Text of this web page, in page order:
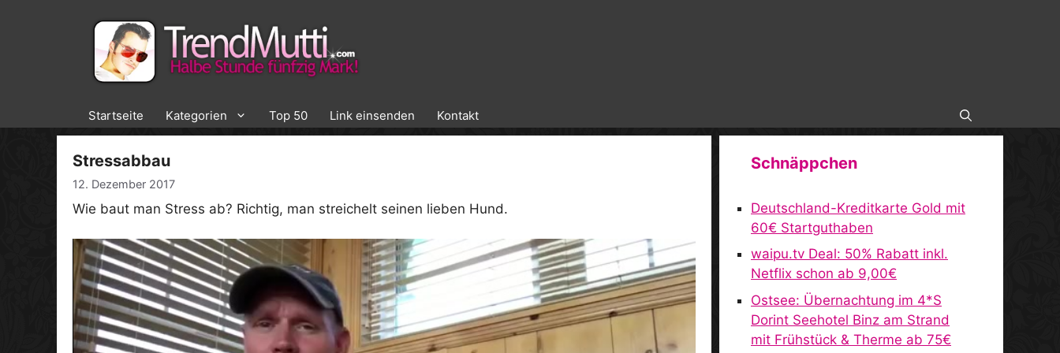
Startseite Kategorien Top 50 Link einsenden Kontakt
Stressabbau
12. Dezember 2017
Wie baut man Stress ab? Richtig, man streichelt seinen lieben Hund.
Schnäppchen
Deutschland-Kreditkarte Gold mit
60€ Startguthaben
waipu.tv Deal: 50% Rabatt inkl.
Netflix schon ab 9,00€
Ostsee: Übernachtung im 4*S
Dorint Seehotel Binz am Strand
mit Frühstück & Therme ab 75€